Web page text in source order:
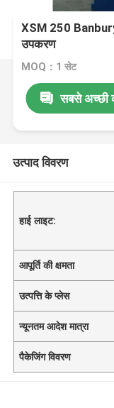
XSM 250
उपकरण
MOQ：1 सेट
सबसे अच्छी
उत्पाद विवरण
हाई लाइट:
आपूर्ति की क्षमता
उत्पत्ति के प्लेस
न्यूनतम आदेश मात्रा
पैकेजिंग विवरण